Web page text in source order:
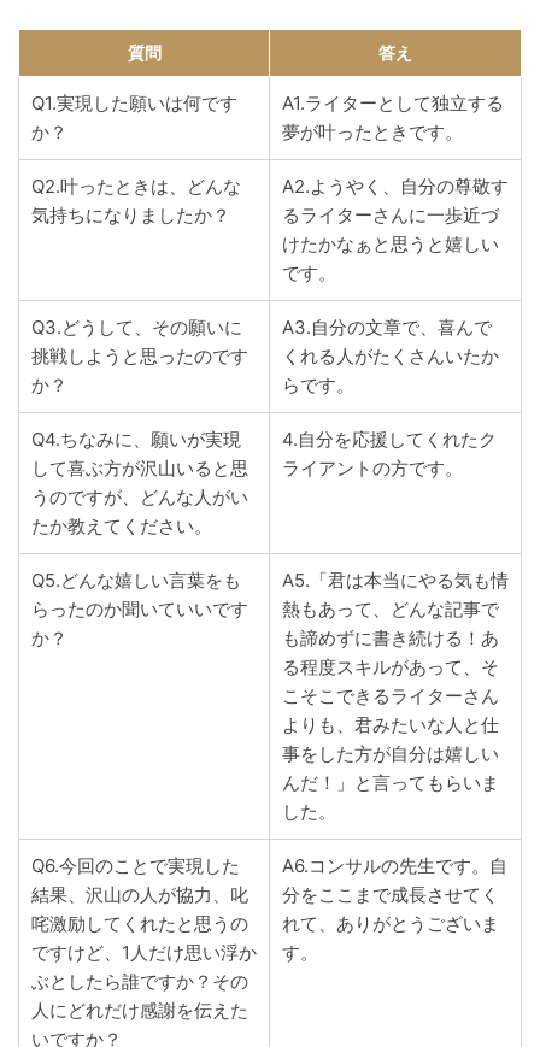
質問 答え
Q1.実現した願いは何です
か？
A1.ライターとして独立する
夢が叶ったときです。
Q2.叶ったときは、どんな
気持ちになりましたか？
A2.ようやく、自分の尊敬す
るライターさんに一歩近づ
けたかなぁと思うと嬉しい
です。
Q3.どうして、その願いに
挑戦しようと思ったのです
か？
A3.自分の文章で、喜んで
くれる人がたくさんいたか
らです。
Q4.ちなみに、願いが実現
して喜ぶ方が沢山いると思
うのですが、どんな人がい
たか教えてください。
4.自分を応援してくれたク
ライアントの方です。
Q5.どんな嬉しい言葉をも
らったのか聞いていいです
か？
A5.「君は本当にやる気も情
熱もあって、どんな記事で
も諦めずに書き続ける！あ
る程度スキルがあって、そ
こそこできるライターさん
よりも、君みたいな人と仕
事をした方が自分は嬉しい
んだ！」と言ってもらいま
した。
Q6.今回のことで実現した
結果、沢山の人が協力、叱
咤激励してくれたと思うの
ですけど、1人だけ思い浮か
ぶとしたら誰ですか？その
人にどれだけ感謝を伝えた
いですか？
A6.コンサルの先生です。自
分をここまで成長させてく
れて、ありがとうございま
す。